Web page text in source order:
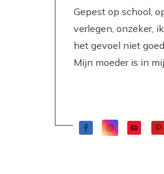
Gepest op school,
verlegen, onzeker,
het gevoel niet
Mijn moeder is in